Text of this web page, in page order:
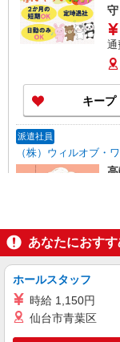
通
キープ
派遣社員
（株）ウィルオブ・
キープ
派遣社員
株式会社kotrio /●FK-H-
あなたにおす
ホールスタッフ
時給 1,150円
仙台市青葉区